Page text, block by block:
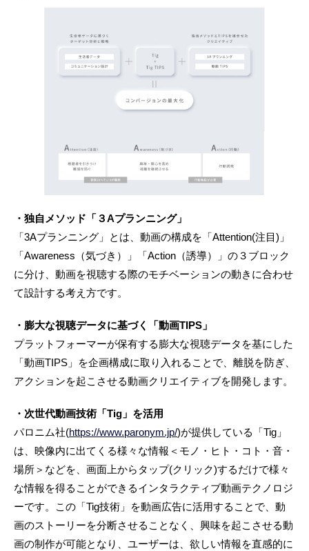
・独自メソッド「３Aプランニング」
「3Aプランニング」とは、動画の構成を「Attention(注目)」
「Awareness（気づき）」「Action（誘導）」の３ブロック
に分け、動画を視聴する際のモチベーションの動きに合わせ
て設計する考え方です。
・膨大な視聴データに基づく「動画TIPS」
プラットフォーマーが保有する膨大な視聴データを基にした
「動画TIPS」を企画構成に取り入れることで、離脱を防ぎ、
アクションを起こさせる動画クリエイティブを開発します。
・次世代動画技術「Tig」を活用
パロニム社(https://www.paronym.jp/)が提供している「Tig」
は、映像内に出てくる様々な情報＜モノ・ヒト・コト・音・
場所＞などを、画面上からタップ(クリック)するだけで様々
な情報を得ることができるインタラクティブ動画テクノロジ
ーです。この「Tig技術」を動画広告に活用することで、動
画のストーリーを分断させることなく、興味を起こさせる動
画の制作が可能となり、ユーザーは、欲しい情報を直感的に